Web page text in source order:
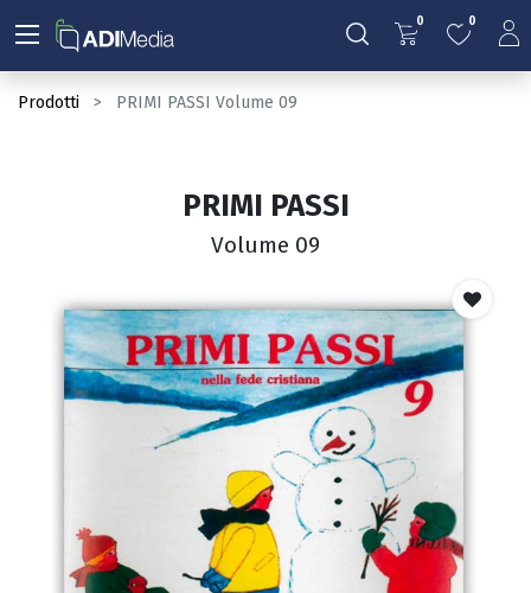
0 0
Prodotti PRIMI PASSI Volume 09
PRIMI PASSI
Volume 09